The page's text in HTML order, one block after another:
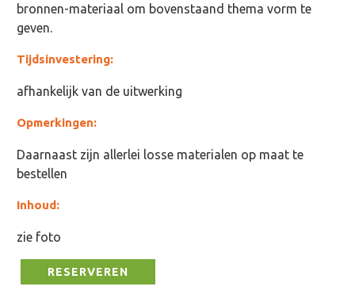
bronnen-materiaal om bovenstaand thema vorm te
geven.
Tijdsinvestering:
afhankelijk van de uitwerking
Opmerkingen:
Daarnaast zijn allerlei losse materialen op maat te
bestellen
Inhoud:
zie foto
RESERVEREN